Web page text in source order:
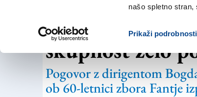
našo spletno stran,
Prikaži podrobnosti
»60 let
skupnost zelo
Pogovor z dirigentom
ob 60-letnici zbora Fantje